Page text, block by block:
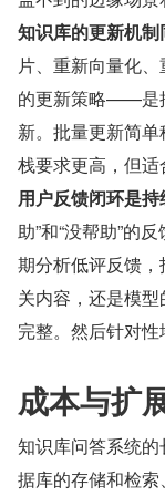
知识库的更新机制
片、重新向量化
的更新策略——是
新。批量更新简
栈要求更高，但适
用户反馈闭环是持
助”和“没帮助”的
期分析低评反馈
关内容，还是模
完整。然后针对性
成本与扩
知识库问答系统
据库的存储和检